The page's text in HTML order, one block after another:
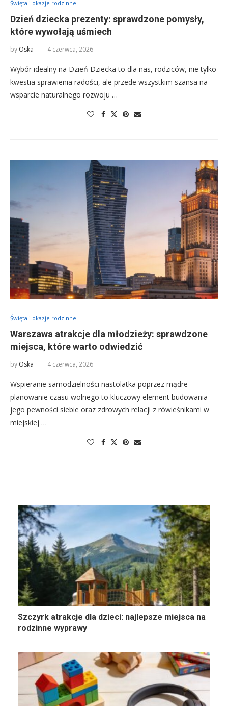
Święta i okazje rodzinne
Dzień dziecka prezenty: sprawdzone pomysły,
które wywołają uśmiech
by Oska 4 czerwca, 2026
Wybór idealny na Dzień Dziecka to dla nas, rodziców, nie tylko
kwestia sprawienia radości, ale przede wszystkim szansa na
wsparcie naturalnego rozwoju …
Święta i okazje rodzinne
Warszawa atrakcje dla młodzieży: sprawdzone
miejsca, które warto odwiedzić
by Oska 4 czerwca, 2026
Wspieranie samodzielności nastolatka poprzez mądre
planowanie czasu wolnego to kluczowy element budowania
jego pewności siebie oraz zdrowych relacji z rówieśnikami w
miejskiej …
Szczyrk atrakcje dla dzieci: najlepsze miejsca na
rodzinne wyprawy